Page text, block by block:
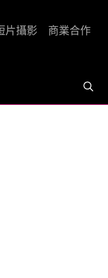
片攝影 商業合作